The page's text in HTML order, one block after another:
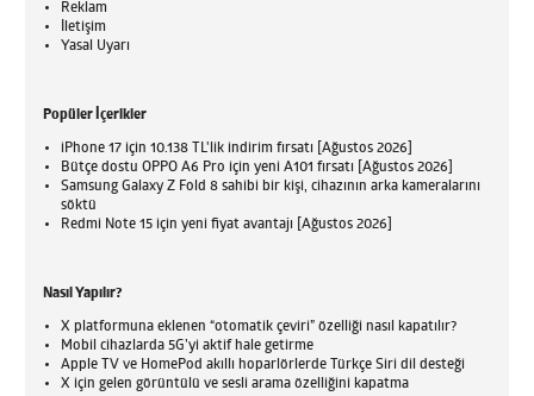
Reklam
İletişim
Yasal Uyarı
Popüler İçerikler
iPhone 17 için 10.138 TL'lik indirim fırsatı [Ağustos 2026]
Bütçe dostu OPPO A6 Pro için yeni A101 fırsatı [Ağustos 2026]
Samsung Galaxy Z Fold 8 sahibi bir kişi, cihazının arka kameralarını
söktü
Redmi Note 15 için yeni fiyat avantajı [Ağustos 2026]
Nasıl Yapılır?
X platformuna eklenen “otomatik çeviri” özelliği nasıl kapatılır?
Mobil cihazlarda 5G’yi aktif hale getirme
Apple TV ve HomePod akıllı hoparlörlerde Türkçe Siri dil desteği
X için gelen görüntülü ve sesli arama özelliğini kapatma